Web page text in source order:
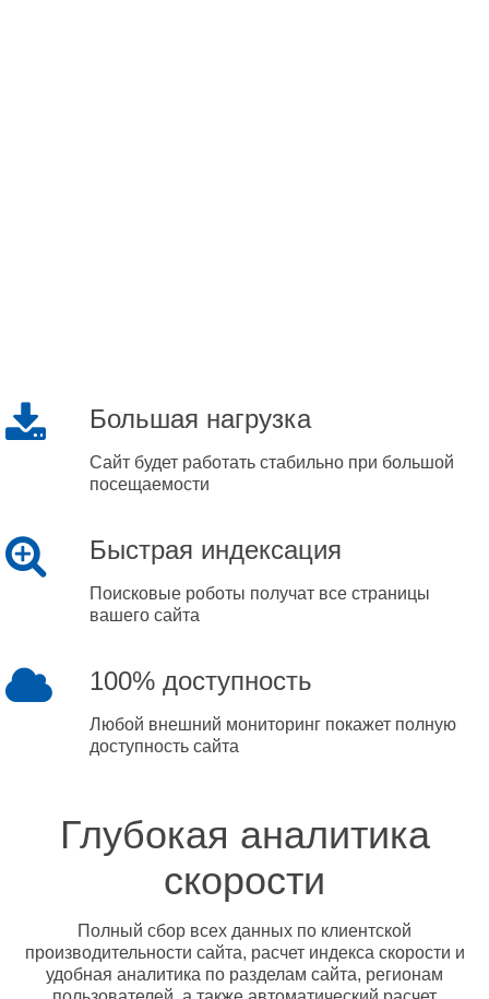
Большая нагрузка
Сайт будет работать стабильно при большой
посещаемости
Быстрая индексация
Поисковые роботы получат все страницы
вашего сайта
100% доступность
Любой внешний мониторинг покажет полную
доступность сайта
Глубокая аналитика
скорости
Полный сбор всех данных по клиентской
производительности сайта, расчет индекса скорости и
удобная аналитика по разделам сайта, регионам